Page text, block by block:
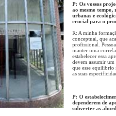
P: Os vossos
ao mesmo tempo,
urbanas e
crucial para o
R: A minha
conceptual, que
profissional.
manter uma
estabelecer essa
devem assumir um
que esse
as suas
P: O
dependerem de
subverter as